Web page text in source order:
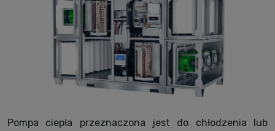
Pompa ciepła przeznaczona jest do chłodzenia lub